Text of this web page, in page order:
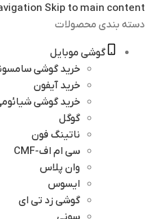
Skip to main content
دسته بندی محصولات
گوشی موبایل
خرید گوشی
خرید آیفون
خرید گوشی
گوگل
ناتینگ فون
سی ام اف-CMF
وان پلاس
ایسوس
گوشی زد تی ای